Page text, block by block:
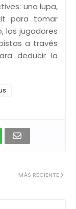
una lupa,
para tomar
los jugadores
a través
deducir la
MÁS RECIENTE